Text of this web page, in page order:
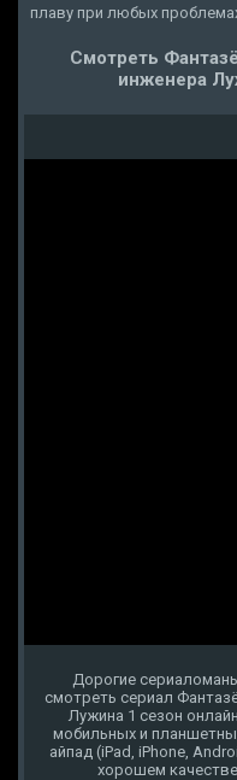
плаву при любых
Смотреть
инженера
Дорогие
смотреть сериал
Лужина 1 сезон
мобильных и
айпад (iPad, iPhone,
хорошем качестве